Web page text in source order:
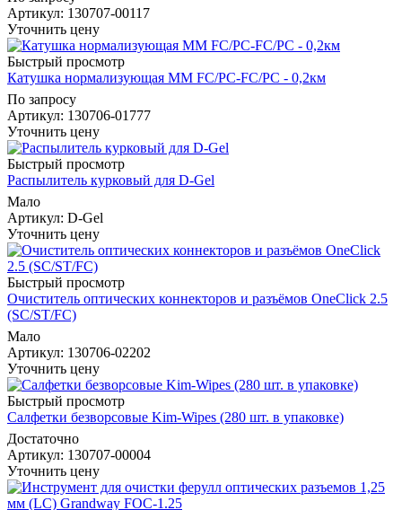
Артикул: 130707-00117
Уточнить цену
Быстрый просмотр
Катушка нормализующая MM FC/PC-FC/PC - 0,2км
По запросу
Артикул: 130706-01777
Уточнить цену
Быстрый просмотр
Распылитель курковый для D-Gel
Мало
Артикул: D-Gel
Уточнить цену
Быстрый просмотр
Очиститель оптических коннекторов и разъёмов OneClick 2.5
(SC/ST/FC)
Мало
Артикул: 130706-02202
Уточнить цену
Быстрый просмотр
Салфетки безворсовые Kim-Wipes (280 шт. в упаковке)
Достаточно
Артикул: 130707-00004
Уточнить цену